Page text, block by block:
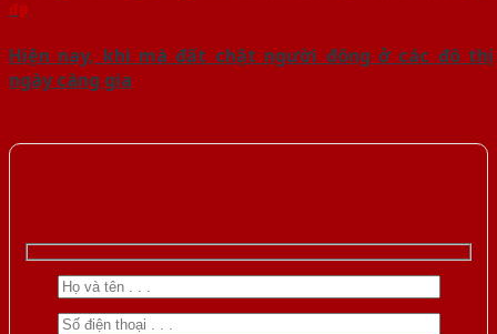
đẹp
Hiện nay, khi mà đất chật người đông ở các đô thị
ngày càng gia